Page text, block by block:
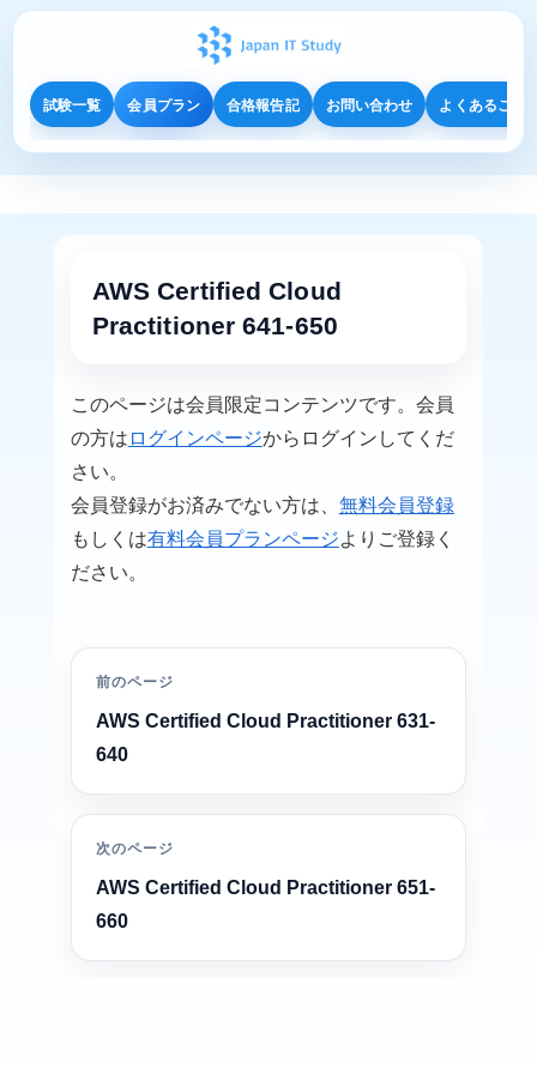
試験一覧 会員プラン 合格報告記 お問い合わせ よくあるご質
AWS Certified Cloud
Practitioner 641-650
このページは会員限定コンテンツです。会員
の方は ログインページからログインしてくだ
さい。
会員登録がお済みでない方は、 無料会員登録
もしくは有料会員プランページよりご登録く
ださい。
前のページ
AWS Certified Cloud Practitioner 631-
640
次のページ
AWS Certified Cloud Practitioner 651-
660